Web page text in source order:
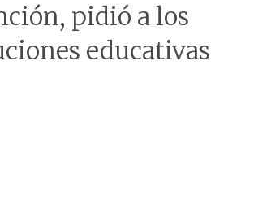
pidió a los
educativas